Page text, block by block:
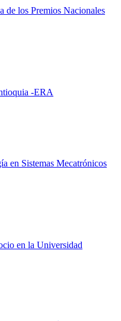
de los Premios Nacionales
-ERA
en Sistemas Mecatrónicos
en la Universidad